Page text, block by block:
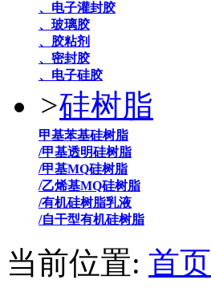
、电子灌封胶
、玻璃胶
、胶粘剂
、密封胶
、电子硅胶
>硅树脂
甲基苯基硅树脂
/甲基透明硅树脂
/甲基MQ硅树脂
/乙烯基MQ硅树脂
/有机硅树脂乳液
/自干型有机硅树脂
当前位置: 首页